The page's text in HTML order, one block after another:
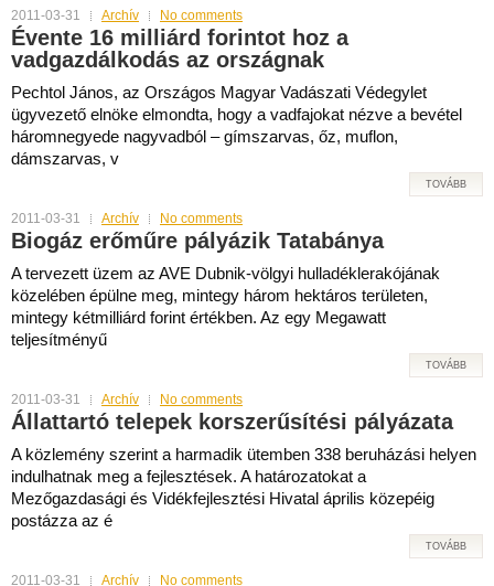
2011-03-31 Archív No comments
Évente 16 milliárd forintot hoz a
vadgazdálkodás az országnak
Pechtol János, az Országos Magyar Vadászati Védegylet
ügyvezető elnöke elmondta, hogy a vadfajokat nézve a bevétel
háromnegyede nagyvadból – gímszarvas, őz, muflon,
dámszarvas, v
TOVÁBB
2011-03-31 Archív No comments
Biogáz erőműre pályázik Tatabánya
A tervezett üzem az AVE Dubnik-völgyi hulladéklerakójának
közelében épülne meg, mintegy három hektáros területen,
mintegy kétmilliárd forint értékben. Az egy Megawatt
teljesítményű
TOVÁBB
2011-03-31 Archív No comments
Állattartó telepek korszerűsítési pályázata
A közlemény szerint a harmadik ütemben 338 beruházási helyen
indulhatnak meg a fejlesztések. A határozatokat a
Mezőgazdasági és Vidékfejlesztési Hivatal április közepéig
postázza az é
TOVÁBB
2011-03-31 Archív No comments